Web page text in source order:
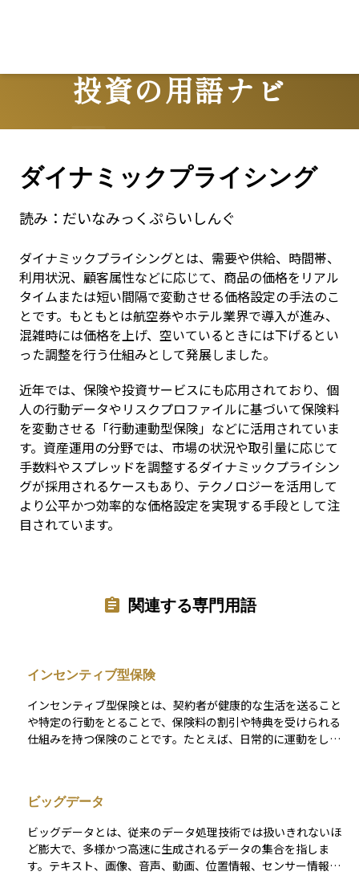
投資の用語ナビ
Terms
ダイナミックプライシング
読み： だいなみっくぷらいしんぐ
ダイナミックプライシングとは、需要や供給、時間帯、
利用状況、顧客属性などに応じて、商品の価格をリアル
タイムまたは短い間隔で変動させる価格設定の手法のこ
とです。もともとは航空券やホテル業界で導入が進み、
混雑時には価格を上げ、空いているときには下げるとい
った調整を行う仕組みとして発展しました。
近年では、保険や投資サービスにも応用されており、個
人の行動データやリスクプロファイルに基づいて保険料
を変動させる「行動連動型保険」などに活用されていま
す。資産運用の分野では、市場の状況や取引量に応じて
手数料やスプレッドを調整するダイナミックプライシン
グが採用されるケースもあり、テクノロジーを活用して
より公平かつ効率的な価格設定を実現する手段として注
目されています。
関連する専門用語
インセンティブ型保険
インセンティブ型保険とは、契約者が健康的な生活を送ること
や特定の行動をとることで、保険料の割引や特典を受けられる
仕組みを持つ保険のことです。たとえば、日常的に運動をした
組みであったのに対し、インセンティブ型保険は、加入者の行
動を前向きに変えることを目的とした「参加型」の保険といえ
ます。テクノロジーの発達により、スマートウォッチや健康ア
プリを使って日常のデータを記録し、それを保険評価に活用す
るケースも増えています。
ビッグデータ
ビッグデータとは、従来のデータ処理技術では扱いきれないほ
ど膨大で、多様かつ高速に生成されるデータの集合を指しま
す。テキスト、画像、音声、動画、位置情報、センサー情報、